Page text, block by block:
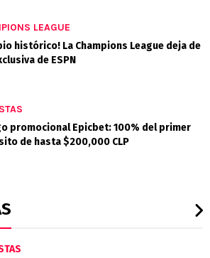
LEAGUE
histórico! La Champions League deja de
de ESPN
promocional Epicbet: 100% del primer
de hasta $200,000 CLP